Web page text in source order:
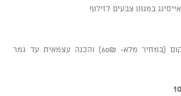
תתאפשר רכישה במקום (במחיר מלא- 60₪) והכנה עצמאית עד גמר